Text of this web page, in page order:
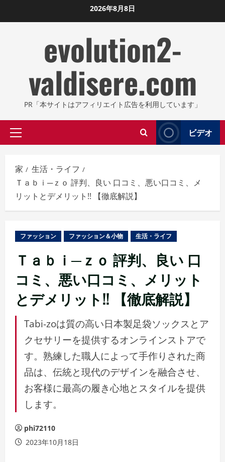
ン
2026年8月8日
evolution2-
valdisere.com
PR「本サイトはアフィリエイト広告を利用しています」
プ
イ
マ
リ
メ
ニ
ー
ビデオ
家
生活・ライフ
Ｔａｂｉ─ｚｏ 評判、良い 口コミ、悪い口コミ、メ
リットとデメリット!! 【徹底解説】
ファッション ファッション＆小物 生活・ライフ
Ｔａｂｉ─ｚｏ 評判、良い 口
コミ、悪い口コミ、メリット
とデメリット!! 【徹底解説】
Tabi-zoは質の高い日本製足袋ソックスとア
クセサリーを提供するオンラインストアで
す。熟練した職人によって手作りされた商
品は、伝統と現代のデザインを融合させ、
お客様に最高の履き心地とスタイルを提供
します。
phi72110
2023年10月18日